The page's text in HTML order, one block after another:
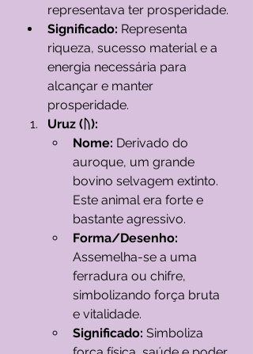
representava ter prosperidade.
Significado: Representa
riqueza, sucesso material e a
energia necessária para
alcançar e manter
prosperidade.
Uruz (ᚢ):
Nome: Derivado do
auroque, um grande
bovino selvagem extinto.
Este animal era forte e
bastante agressivo.
Forma/Desenho:
Assemelha-se a uma
ferradura ou chifre,
simbolizando força bruta
e vitalidade.
Significado: Simboliza